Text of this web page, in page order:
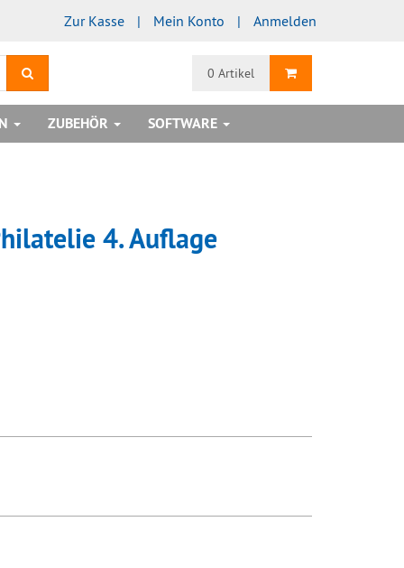
Zur Kasse Mein Konto Anmelden
0 Artikel Warenkorb
ZUBEHÖR SOFTWARE
4. Auflage